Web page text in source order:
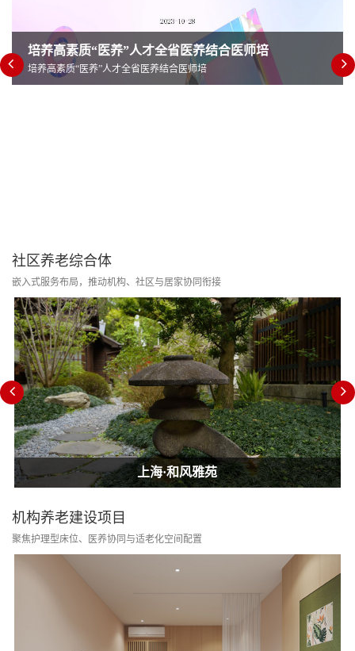
培养高素质“医养”人才全省医养结合医师培
培养高素质“医养”人才全省医养结合医师培
社区养老综合体
嵌入式服务布局，推动机构、社区与居家协同衔接
上海·和风雅苑
上海·和风雅苑
上海·和风雅苑
机构养老建设项目
聚焦护理型床位、医养协同与适老化空间配置